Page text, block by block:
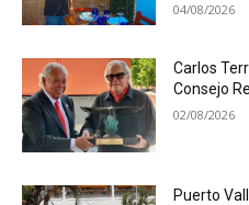
04/08/2026
Carlos
Consejo
02/08/2026
Puerto